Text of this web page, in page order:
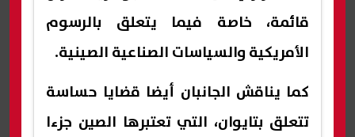
قائمة، خاصة فيما يتعلق بالرسوم
الأمريكية والسياسات الصناعية الصينية.
كما يناقش الجانبان أيضا قضايا حساسة
تتعلق بتايوان، التي تعتبرها الصين جزءا